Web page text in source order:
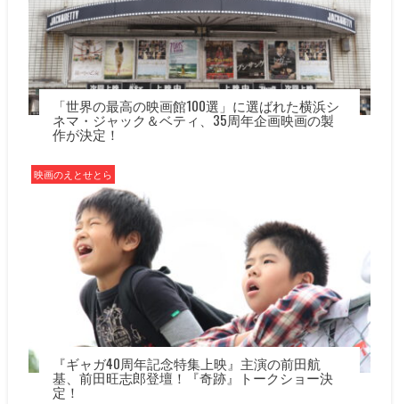
「世界の最高の映画館100選」に選ばれた横浜シ
ネマ・ジャック＆ベティ、35周年企画映画の製
作が決定！
映画のえとせとら
『ギャガ40周年記念特集上映』主演の前田航
基、前田旺志郎登壇！『奇跡』トークショー決
定！